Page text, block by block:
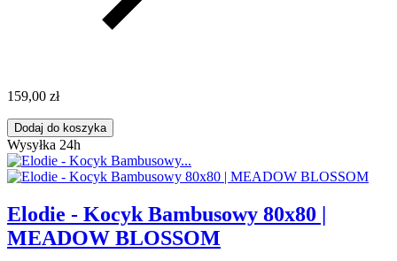
159,00 zł
Dodaj do koszyka
Wysyłka 24h
Elodie - Kocyk Bambusowy 80x80 |
MEADOW BLOSSOM